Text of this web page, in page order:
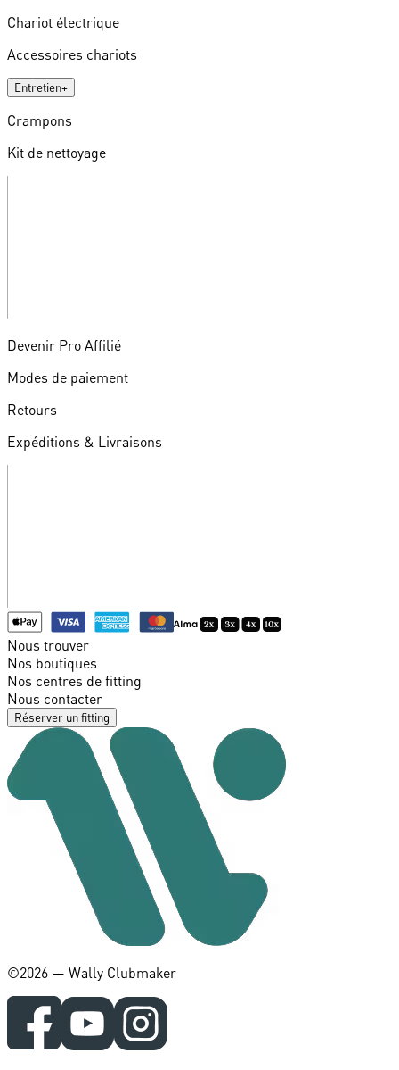
Chariot électrique
Accessoires chariots
Entretien+
Crampons
Kit de nettoyage
Devenir Pro Affilié
Modes de paiement
Retours
Expéditions & Livraisons
Nous trouver
Nos boutiques
Nos centres de fitting
Nous contacter
Réserver un fitting
©️2026 — Wally Clubmaker